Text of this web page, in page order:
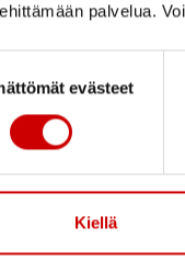
palvelua.
evästeet
Kiellä